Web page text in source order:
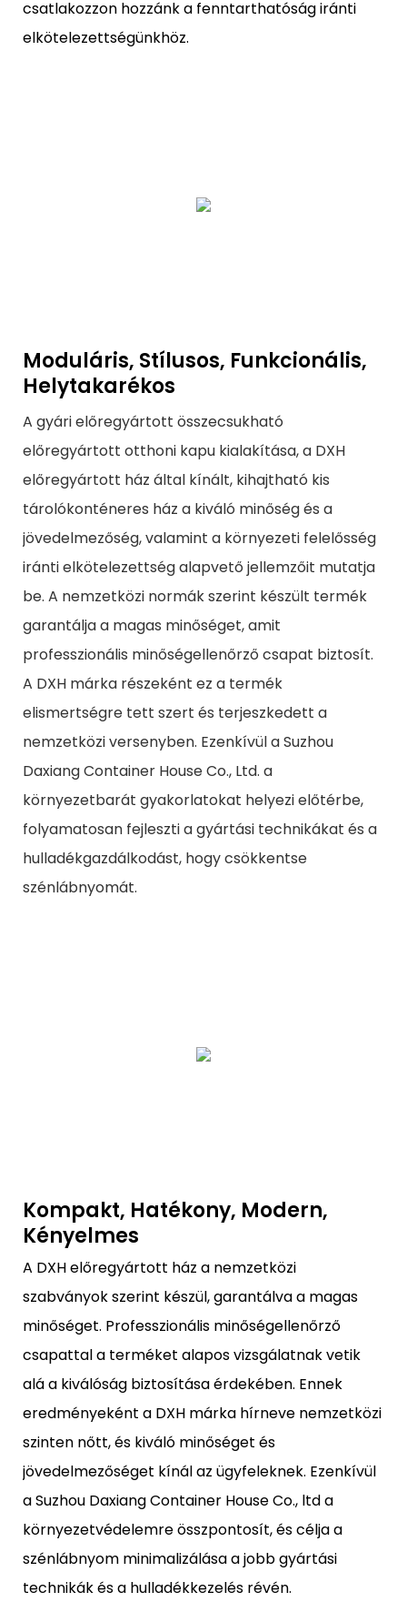
csatlakozzon hozzánk a fenntarthatóság iránti
elkötelezettségünkhöz.
Moduláris, Stílusos, Funkcionális,
Helytakarékos
A gyári előregyártott összecsukható
előregyártott otthoni kapu kialakítása, a DXH
előregyártott ház által kínált, kihajtható kis
tárolókonténeres ház a kiváló minőség és a
jövedelmezőség, valamint a környezeti felelősség
iránti elkötelezettség alapvető jellemzőit mutatja
be. A nemzetközi normák szerint készült termék
garantálja a magas minőséget, amit
professzionális minőségellenőrző csapat biztosít.
A DXH márka részeként ez a termék
elismertségre tett szert és terjeszkedett a
nemzetközi versenyben. Ezenkívül a Suzhou
Daxiang Container House Co., Ltd. a
környezetbarát gyakorlatokat helyezi előtérbe,
folyamatosan fejleszti a gyártási technikákat és a
hulladékgazdálkodást, hogy csökkentse
szénlábnyomát.
Kompakt, Hatékony, Modern,
Kényelmes
A DXH előregyártott ház a nemzetközi
szabványok szerint készül, garantálva a magas
minőséget. Professzionális minőségellenőrző
csapattal a terméket alapos vizsgálatnak vetik
alá a kiválóság biztosítása érdekében. Ennek
eredményeként a DXH márka hírneve nemzetközi
szinten nőtt, és kiváló minőséget és
jövedelmezőséget kínál az ügyfeleknek. Ezenkívül
a Suzhou Daxiang Container House Co., ltd a
környezetvédelemre összpontosít, és célja a
szénlábnyom minimalizálása a jobb gyártási
technikák és a hulladékkezelés révén.